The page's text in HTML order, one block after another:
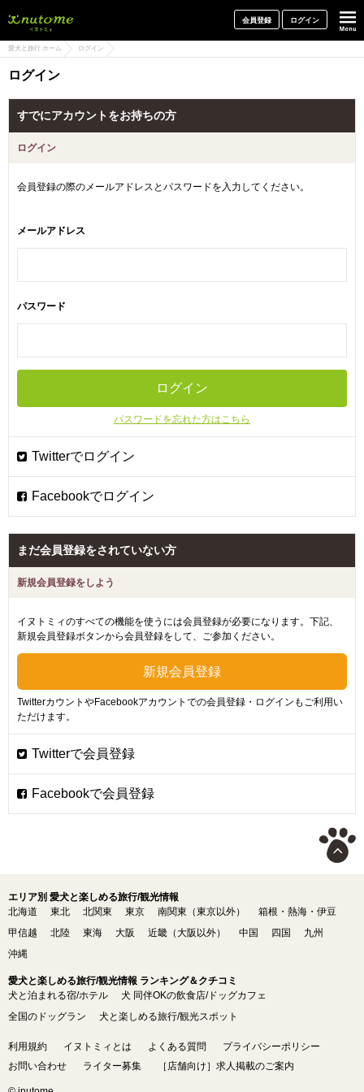
会員登録 ログイン
愛犬と旅行 ホーム ログイン
ログイン
すでにアカウントをお持ちの方
ログイン
会員登録の際のメールアドレスとパスワードを入力してください。
メールアドレス
パスワード
パスワードを忘れた方はこちら
まだ会員登録をされていない方
新規会員登録をしよう
イヌトミィのすべての機能を使うには会員登録が必要になります。下記、
新規会員登録ボタンから会員登録をして、ご参加ください。
TwitterカウントやFacebookアカウントでの会員登録・ログインもご利用い
ただけます。
エリア別 愛犬と楽しめる旅行/観光情報
北海道
東北 北関東 東京 南関東（東京以外）
箱根・熱海・伊豆
甲信越
北陸 東海 大阪 近畿（大阪以外） 中国 四国
九州
沖縄
愛犬と楽しめる旅行/観光情報 ランキング＆クチコミ
犬と泊まれる宿/ホテル
犬 同伴OKの飲食店/ドッグカフェ
全国のドッグラン
犬と楽しめる旅行/観光スポット
利用規約 イヌトミィとは よくある質問
プライバシーポリシー
お問い合わせ
ライター募集 ［店舗向け］求人掲載のご案内